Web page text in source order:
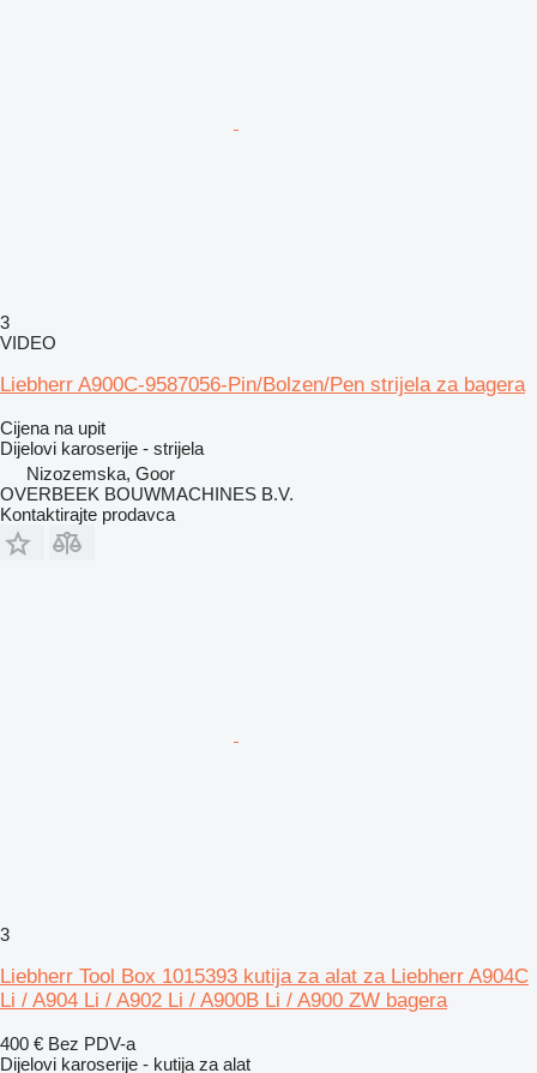
3
VIDEO
Liebherr A900C-9587056-Pin/Bolzen/Pen strijela za bagera
Cijena na upit
Dijelovi karoserije - strijela
Nizozemska, Goor
OVERBEEK BOUWMACHINES B.V.
Kontaktirajte prodavca
3
Liebherr Tool Box 1015393 kutija za alat za Liebherr A904C
Li / A904 Li / A902 Li / A900B Li / A900 ZW bagera
400 € Bez PDV-a
Dijelovi karoserije - kutija za alat